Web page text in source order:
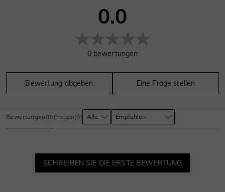
0.0
0 bewertungen
Bewertung abgeben Eine Frage stellen
Bewertungen (0) Fragen(0)
SCHREIBEN SIE DIE ERSTE BEWERTUNG